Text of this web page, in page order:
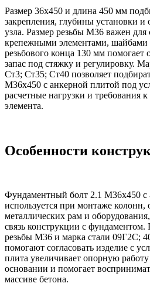
Размер 36х450 и длина 450 мм
закрепления, глубины установки
узла. Размер резьбы М36 важен для
крепежными элементами, шайбами
резьбового конца 130 мм помогает
запас под стяжку и регулировку.
Ст3; Ст35; Ст40 позволяет
М36х450 с анкерной плитой под
расчетные нагрузки и требования
элемента.
Особенности
Фундаментный болт 2.1 М36х450 с
используется при монтаже колонн,
металлических рам и
связь конструкции с фундаментом.
резьбы М36 и марка стали 09Г2С;
помогают согласовать изделие с
плита увеличивает опорную
основании и помогает
массиве бетона.